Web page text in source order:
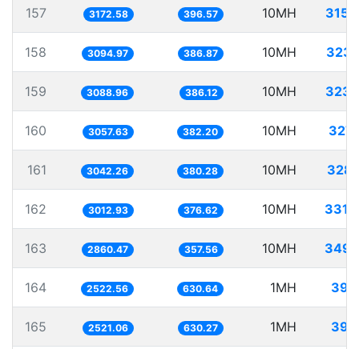
157 3172.58 396.57 10MH
158 3094.97 386.87 10MH
159 3088.96 386.12 10MH
160 3057.63 382.20 10MH
161 3042.26 380.28 10MH
162 3012.93 376.62 10MH
163 2860.47 357.56 10MH
164 2522.56 630.64 1MH
165 2521.06 630.27 1MH